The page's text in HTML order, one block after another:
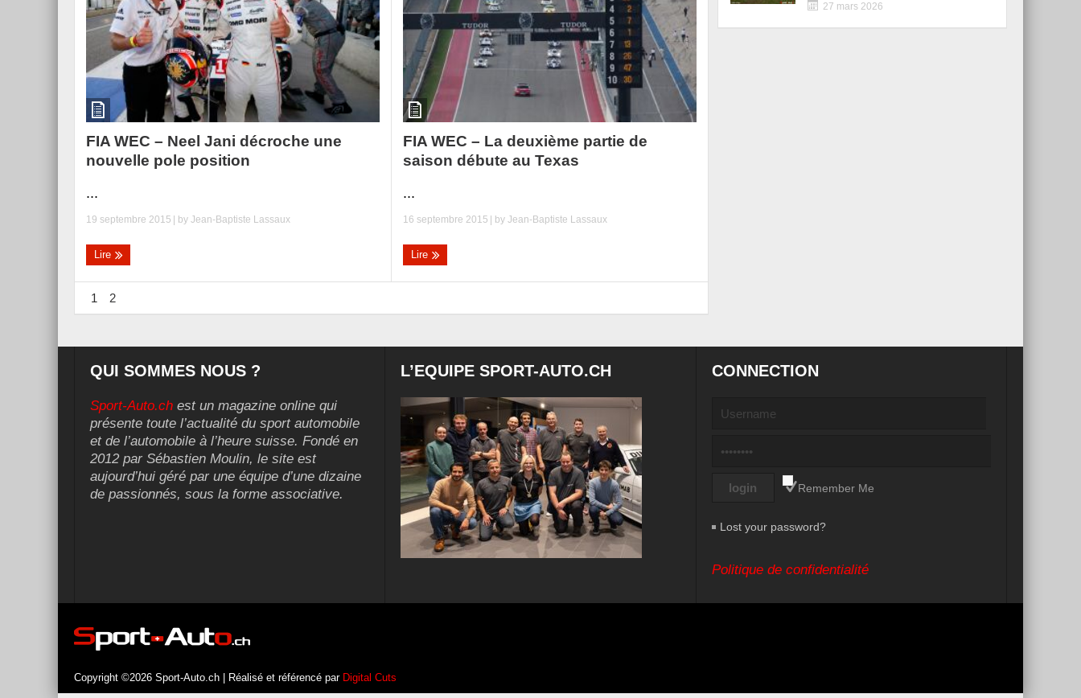
FIA WEC – Neel Jani décroche une
nouvelle pole position
...
19 septembre 2015 | by Jean-Baptiste Lassaux
Lire
FIA WEC – La deuxième partie de
saison débute au Texas
...
16 septembre 2015 | byJean-Baptiste Lassaux
Lire
1 2
27 mars 2026
QUI SOMMES NOUS ?
Sport-Auto.ch est un magazine online qui
présente toute l’actualité du sport automobile
et de l’automobile à l’heure suisse. Fondé en
2012 par Sébastien Moulin, le site est
aujourd’hui géré par une équipe d’une dizaine
de passionnés, sous la forme associative.
L’EQUIPE SPORT-AUTO.CH CONNECTION
Remember Me
Lost your password?
Politique de confidentialité
Copyright ©2026 Sport-Auto.ch | Réalisé et référencé par Digital Cuts